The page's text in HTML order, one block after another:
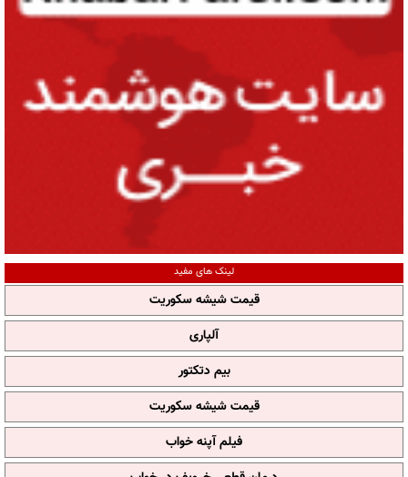
لینک های مفید
قیمت شیشه سکوریت
آلپاری
بیم دتکتور
قیمت شیشه سکوریت
فیلم آپنه خواب